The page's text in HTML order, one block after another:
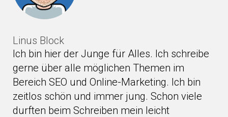
Linus Block
Ich bin hier der Junge für Alles. Ich schreibe
gerne über alle möglichen Themen im
Bereich SEO und Online-Marketing. Ich bin
zeitlos schön und immer jung. Schon viele
durften beim Schreiben mein leicht